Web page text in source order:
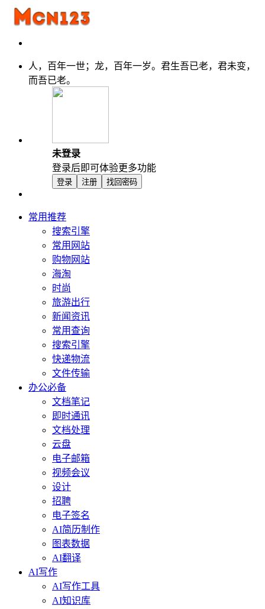
人，百年一世；龙，百年一岁。君生吾已老，君未变，
而吾已老。
未登录
登录后即可体验更多功能
登录 注册 找回密码
常用推荐
搜索引擎
常用网站
购物网站
海淘
时尚
旅游出行
新闻资讯
常用查询
搜索引擎
快递物流
文件传输
办公必备
文档笔记
即时通讯
文档处理
云盘
电子邮箱
视频会议
设计
招聘
电子签名
AI简历制作
图表数据
AI翻译
AI写作
AI写作工具
AI知识库